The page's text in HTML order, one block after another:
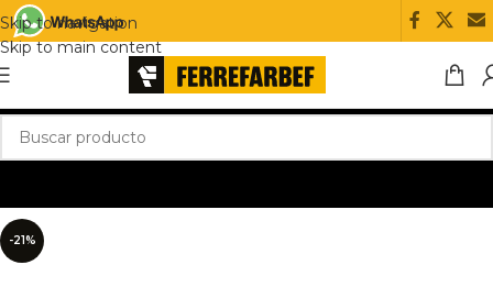
Skip to navigation
Skip to main content
-21%